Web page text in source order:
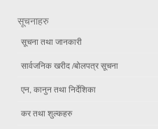
सूचनाहरु
सूचना तथा जानकारी
सार्वजनिक खरीद /बोलपत्र सूचना
एन, कानुन तथा निर्देशिका
कर तथा शुल्कहरु